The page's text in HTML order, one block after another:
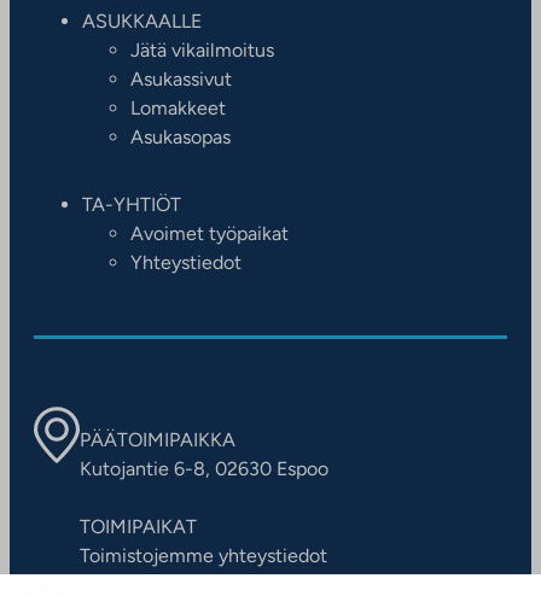
ASUKKAALLE
Jätä vikailmoitus
Asukassivut
Lomakkeet
Asukasopas
TA-YHTIÖT
Avoimet työpaikat
Yhteystiedot
PÄÄTOIMIPAIKKA
Kutojantie 6-8, 02630 Espoo
TOIMIPAIKAT
Toimistojemme yhteystiedot